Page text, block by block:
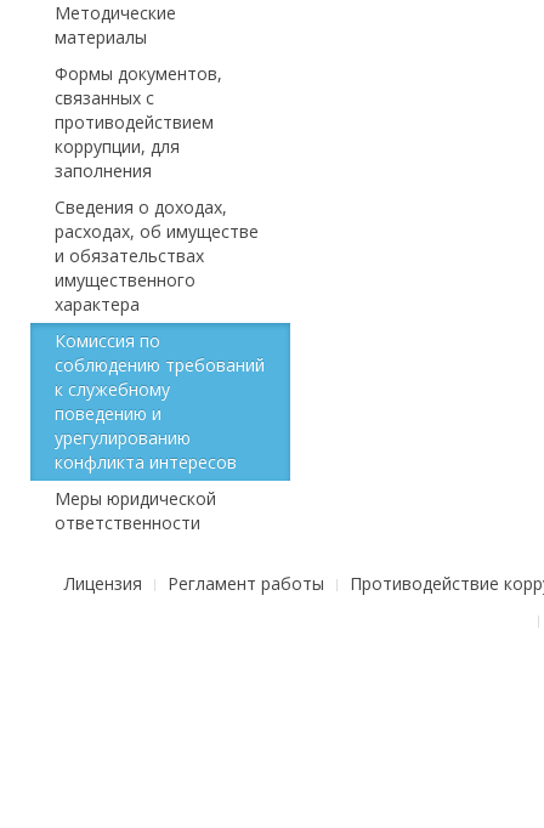
Методические
материалы
Формы документов,
связанных с
противодействием
коррупции, для
заполнения
Сведения о доходах,
расходах, об имуществе
и обязательствах
имущественного
характера
Комиссия по
соблюдению требований
к служебному
поведению и
урегулированию
конфликта интересов
Меры юридической
ответственности
Лицензия Регламент работы Противодействие